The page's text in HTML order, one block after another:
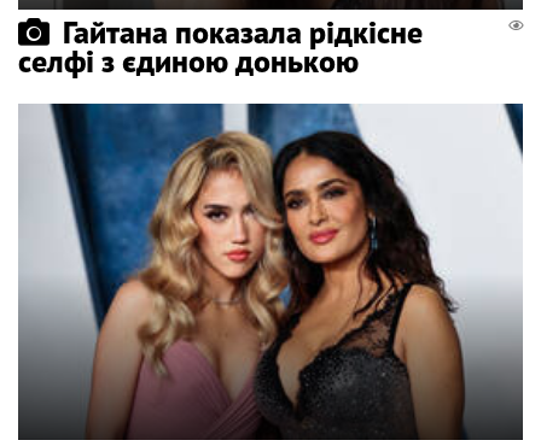
Гайтана показала рідкісне
селфі з єдиною донькою